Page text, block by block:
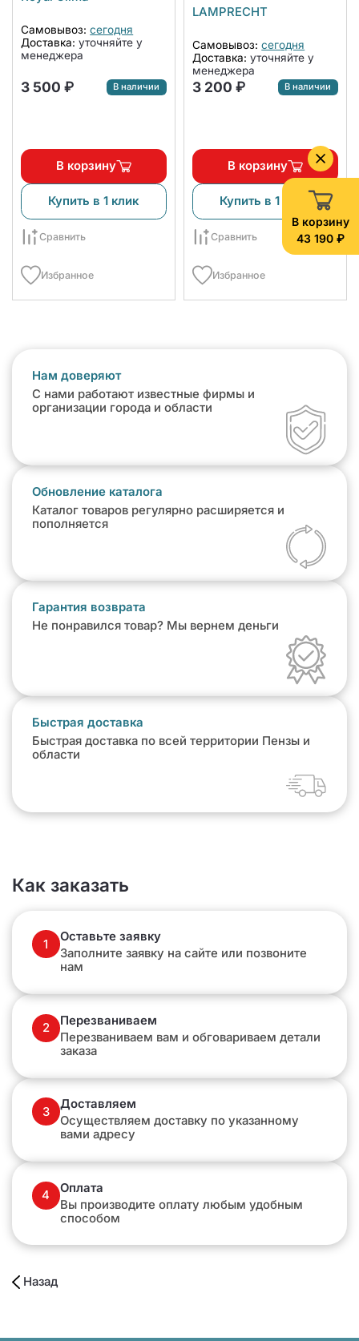
В корзину
43 190 ₽
Самовывоз: сегодня
Доставка: уточняйте у
менеджера
3 500 ₽ В наличии
В корзину
Купить в 1 клик
Сравнить
Избранное
NW600-CA
LAMPRECHT
Самовывоз: сегодня
Доставка: уточняйте у
менеджера
3 200 ₽ В наличии
В корзину
Купить в 1 клик
Сравнить
Избранное
Нам доверяют
С нами работают известные фирмы и
организации города и области
Обновление каталога
Каталог товаров регулярно расширяется и
пополняется
Гарантия возврата
Не понравился товар? Мы вернем деньги
Быстрая доставка
Быстрая доставка по всей территории Пензы и
области
Как заказать
1
Оставьте заявку
Заполните заявку на сайте или позвоните
нам
2
Перезваниваем
Перезваниваем вам и обговариваем детали
заказа
3
Доставляем
Осуществляем доставку по указанному
вами адресу
4
Оплата
Вы производите оплату любым удобным
способом
Назад